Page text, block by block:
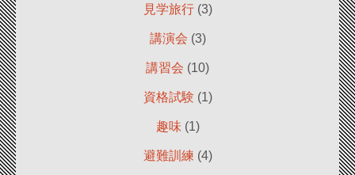
見学旅行(3)
講演会 (3)
講習会 (10)
資格試験 (1)
趣味 (1)
避難訓練 (4)